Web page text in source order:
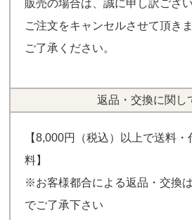
販売の場合は、誠に申し訳ござ
ご注文をキャンセルさせて頂き
ご了承ください。
返品・交換に関し
【8,000円（税込）以上で送料
料】
※お客様都合による返品・交換
でご了承下さい